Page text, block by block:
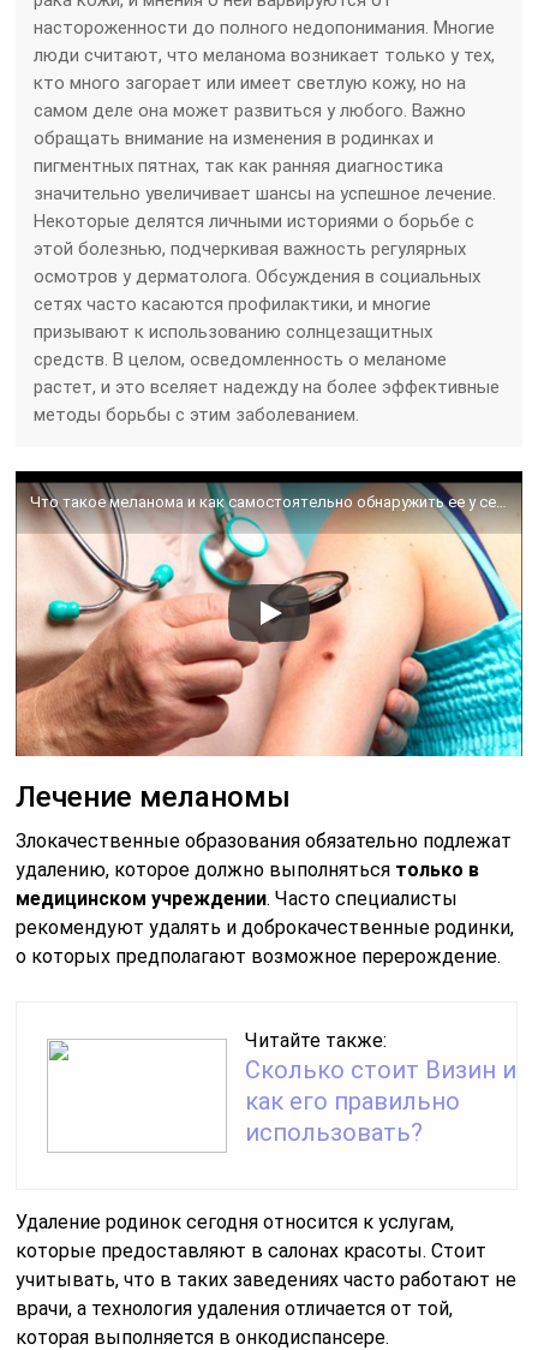
настороженности до полного недопонимания. Многие
люди считают, что меланома возникает только у тех,
кто много загорает или имеет светлую кожу, но на
самом деле она может развиться у любого. Важно
обращать внимание на изменения в родинках и
пигментных пятнах, так как ранняя диагностика
значительно увеличивает шансы на успешное лечение.
Некоторые делятся личными историями о борьбе с
этой болезнью, подчеркивая важность регулярных
осмотров у дерматолога. Обсуждения в социальных
сетях часто касаются профилактики, и многие
призывают к использованию солнцезащитных
средств. В целом, осведомленность о меланоме
растет, и это вселяет надежду на более эффективные
методы борьбы с этим заболеванием.
Что такое меланома и как самостоятельно обнаружить ее у себя?
Лечение меланомы
Злокачественные образования обязательно подлежат
удалению, которое должно выполняться только в
медицинском учреждении. Часто специалисты
рекомендуют удалять и доброкачественные родинки,
о которых предполагают возможное перерождение.
Читайте также:
Сколько стоит Визин и
как его правильно
использовать?
Удаление родинок сегодня относится к услугам,
которые предоставляют в салонах красоты. Стоит
учитывать, что в таких заведениях часто работают не
врачи, а технология удаления отличается от той,
которая выполняется в онкодиспансере.